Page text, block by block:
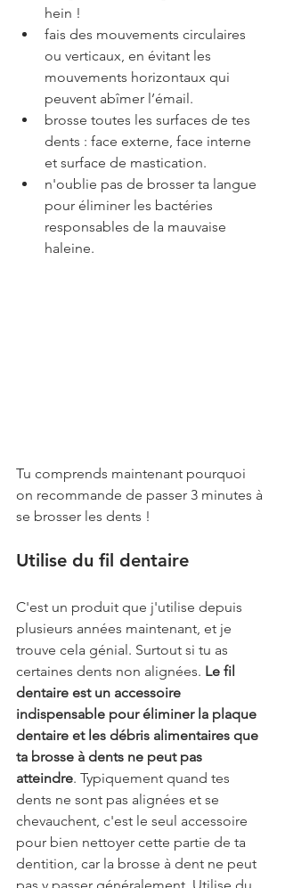
hein !
fais des mouvements circulaires
ou verticaux, en évitant les
mouvements horizontaux qui
peuvent abîmer l’émail.
brosse toutes les surfaces de tes
dents : face externe, face interne
et surface de mastication.
n'oublie pas de brosser ta langue
pour éliminer les bactéries
responsables de la mauvaise
haleine.
Tu comprends maintenant pourquoi
on recommande de passer 3 minutes à
se brosser les dents !
Utilise du fil dentaire
C'est un produit que j'utilise depuis
plusieurs années maintenant, et je
trouve cela génial. Surtout si tu as
certaines dents non alignées. Le fil
dentaire est un accessoire
indispensable pour éliminer la plaque
dentaire et les débris alimentaires que
ta brosse à dents ne peut pas
atteindre. Typiquement quand tes
dents ne sont pas alignées et se
chevauchent, c'est le seul accessoire
pour bien nettoyer cette partie de ta
dentition, car la brosse à dent ne peut